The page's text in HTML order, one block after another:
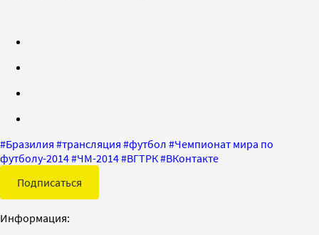
#Бразилия #трансляция #футбол #Чемпионат мира по
футболу-2014#ЧМ-2014#ВГТРК#ВКонтакте
Подписаться
Информация: